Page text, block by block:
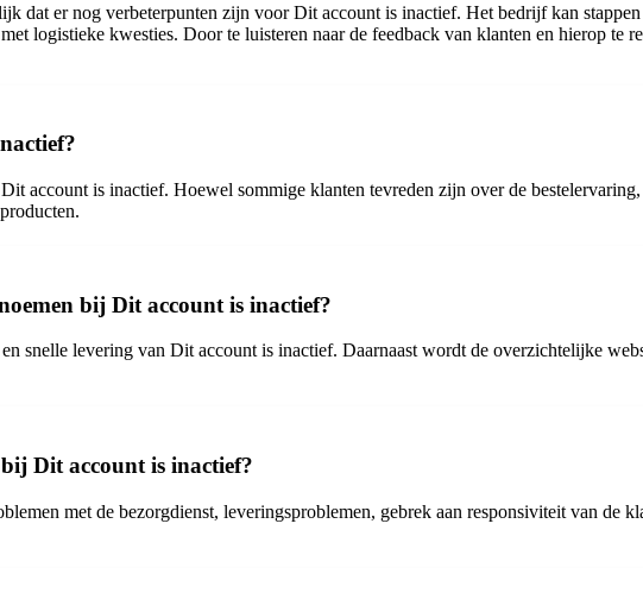
dat er nog verbeterpunten zijn voor Dit account is inactief. Het bedrijf kan
logistieke kwesties. Door te luisteren naar de feedback van klanten en hierop te
account is inactief. Hoewel sommige klanten tevreden zijn over de
bij Dit account is inactief?
snelle levering van Dit account is inactief. Daarnaast wordt de overzichtelijke
Dit account is inactief?
met de bezorgdienst, leveringsproblemen, gebrek aan responsiviteit van de